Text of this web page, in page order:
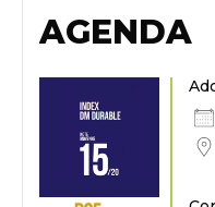
AGENDA